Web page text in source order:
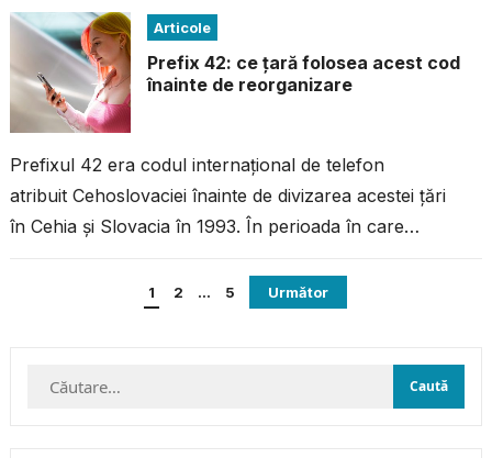
Articole
Prefix 42: ce țară folosea acest cod
înainte de reorganizare
Prefixul 42 era codul internațional de telefon
atribuit Cehoslovaciei înainte de divizarea acestei țări
în Cehia și Slovacia în 1993. În perioada în care
pentru a forma apeluri...
1 2 … 5 Următor
Caută